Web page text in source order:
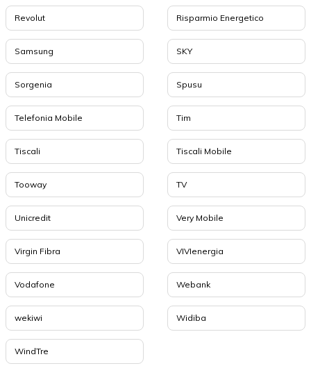
Revolut Risparmio Energetico
Samsung SKY
Sorgenia Spusu
Telefonia Mobile Tim
Tiscali Tiscali Mobile
Tooway TV
Unicredit Very Mobile
Virgin Fibra VIVIenergia
Vodafone Webank
wekiwi Widiba
WindTre